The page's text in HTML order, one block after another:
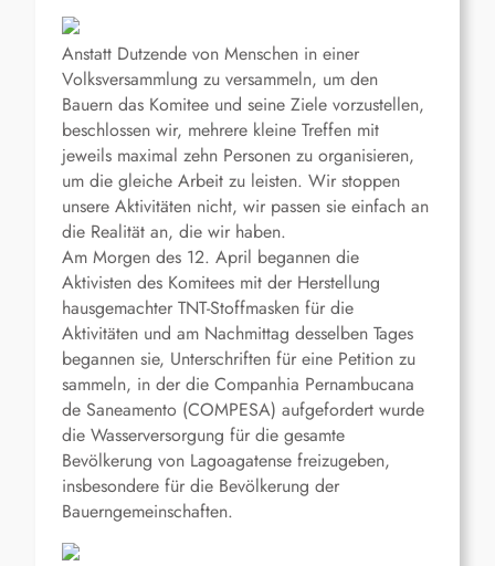
Anstatt Dutzende von Menschen in einer
Volksversammlung zu versammeln, um den
Bauern das Komitee und seine Ziele vorzustellen,
beschlossen wir, mehrere kleine Treffen mit
jeweils maximal zehn Personen zu organisieren,
um die gleiche Arbeit zu leisten. Wir stoppen
unsere Aktivitäten nicht, wir passen sie einfach an
die Realität an, die wir haben.
Am Morgen des 12. April begannen die
Aktivisten des Komitees mit der Herstellung
hausgemachter TNT-Stoffmasken für die
Aktivitäten und am Nachmittag desselben Tages
begannen sie, Unterschriften für eine Petition zu
sammeln, in der die Companhia Pernambucana
de Saneamento (COMPESA) aufgefordert wurde
die Wasserversorgung für die gesamte
Bevölkerung von Lagoagatense freizugeben,
insbesondere für die Bevölkerung der
Bauerngemeinschaften.